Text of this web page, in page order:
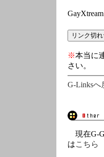
※本当に
さい。
G-Linksへ
現在G-
はこちら